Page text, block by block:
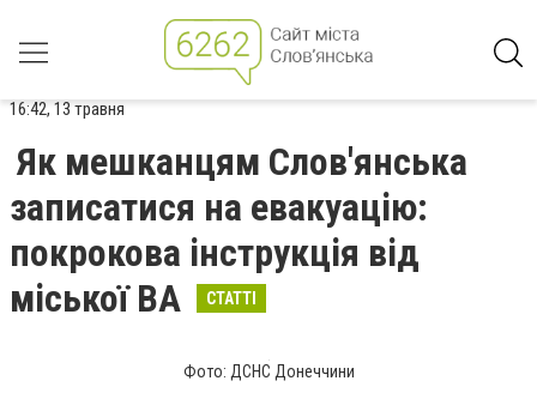
16:42, 13 травня
Як мешканцям Слов'янська
записатися на евакуацію:
покрокова інструкція від
міської ВА
СТАТТІ
Фото: ДСНС Донеччини